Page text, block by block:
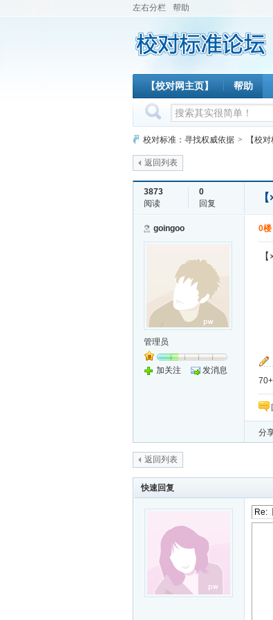
左右分栏 帮助
【校对网主页】 帮助
校对标准：寻找权威依据 > 【校
返回列表
3873
阅读
0
回复
goingoo
管理员
加关注 发消息
0楼
分
返回列表
快速回复